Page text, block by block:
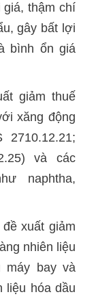
thậm chí
gây bất lợi
bình ổn giá
giảm thuế
xăng động
và các
naphtha,
xuất giảm
nhiên liệu
máy bay và
liệu hóa dầu